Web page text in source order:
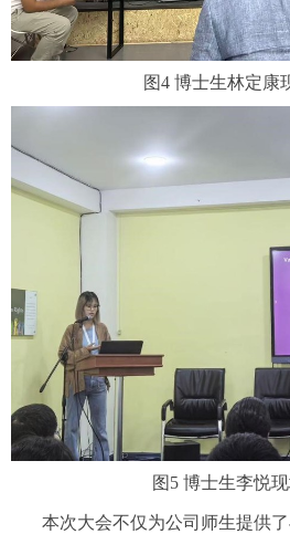
图4 博士生林定康
图 5 博士生李悦
本次大会不仅为公司师生提供